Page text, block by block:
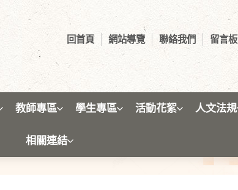
回首頁 網站導覽 聯絡我們 留言板
教師專區 學生專區 活動花絮 人文法規
相關連結
課程資訊